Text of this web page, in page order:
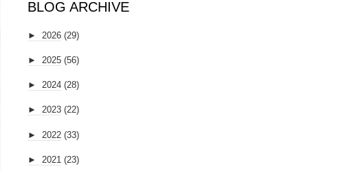
BLOG ARCHIVE
► 2026 (29)
► 2025 (56)
► 2024 (28)
► 2023 (22)
► 2022 (33)
► 2021 (23)